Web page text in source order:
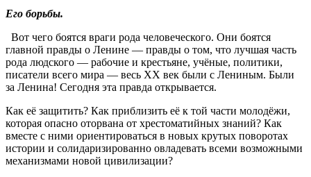
Его борьбы.
Вот чего боятся враги рода человеческого. Они боятся
главной правды о Ленине — правды о том, что лучшая часть
рода людского — рабочие и крестьяне, учёные, политики,
писатели всего мира — весь XX век были с Лениным. Были
за Ленина! Сегодня эта правда открывается.
Как её защитить? Как приблизить её к той части молодёжи,
которая опасно оторвана от хрестоматийных знаний? Как
вместе с ними ориентироваться в новых крутых поворотах
истории и солидаризированно овладевать всеми возможными
механизмами новой цивилизации?